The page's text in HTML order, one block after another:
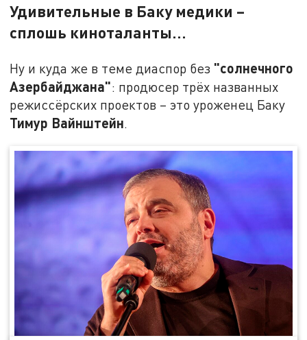
Удивительные в Баку медики –
сплошь киноталанты…
Ну и куда же в теме диаспор без "солнечного
Азербайджана": продюсер трёх названных
режиссёрских проектов – это уроженец Баку
Тимур Вайнштейн.